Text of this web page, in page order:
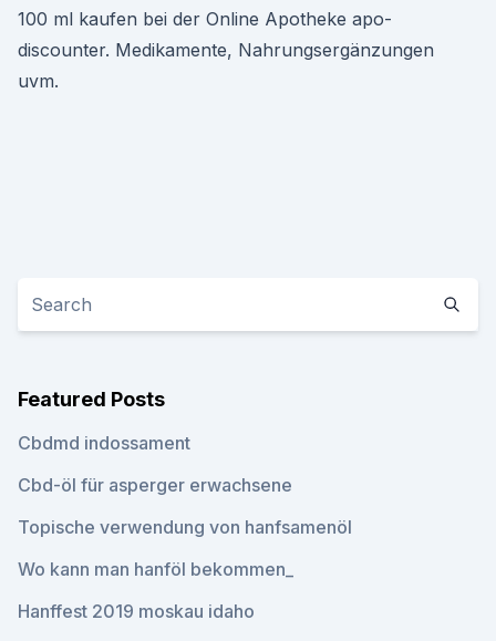
100 ml kaufen bei der Online Apotheke apo-
discounter. Medikamente, Nahrungsergänzungen
uvm.
Featured Posts
Cbdmd indossament
Cbd-öl für asperger erwachsene
Topische verwendung von hanfsamenöl
Wo kann man hanföl bekommen_
Hanffest 2019 moskau idaho